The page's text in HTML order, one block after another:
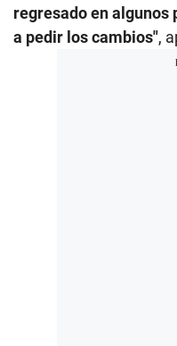
regresado en algunos
a pedir los cambios",